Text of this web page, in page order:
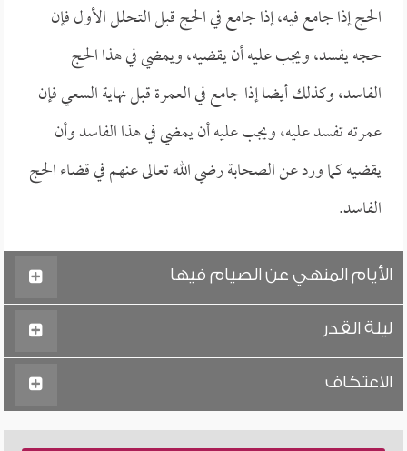
الحج إذا جامع فيه، إذا جامع في الحج قبل التحلل الأول فإن
حجه يفسد، ويجب عليه أن يقضيه، ويمضي في هذا الحج
الفاسد، وكذلك أيضا إذا جامع في العمرة قبل نهاية السعي فإن
عمرته تفسد عليه، ويجب عليه أن يمضي في هذا الفاسد وأن
يقضيه كما ورد عن الصحابة رضي الله تعالى عنهم في قضاء الحج
الفاسد.
الأيام المنهي عن الصيام فيها
ليلة القدر
الاعتكاف